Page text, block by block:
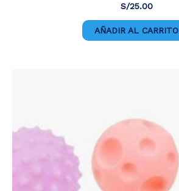
S/25.00
AÑADIR AL CARRITO